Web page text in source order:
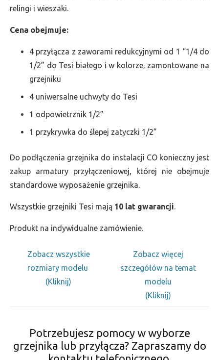
relingi i wieszaki.
Cena obejmuje:
4 przyłącza z zaworami redukcyjnymi od 1 “1/4 do
1/2” do Tesi białego i w kolorze, zamontowane na
grzejniku
4 uniwersalne uchwyty do Tesi
1 odpowietrznik 1/2”
1 przykrywka do ślepej zatyczki 1/2”
Do podłączenia grzejnika do instalacji CO konieczny jest
zakup armatury przyłączeniowej, której nie obejmuje
standardowe wyposażenie grzejnika.
Wszystkie grzejniki Tesi mają 10 lat gwarancji.
Produkt na indywidualne zamówienie.
Zobacz wszystkie
rozmiary modelu
(Kliknij)
Zobacz więcej
szczegółów na temat
modelu
(Kliknij)
Potrzebujesz pomocy w wyborze
grzejnika lub przyłącza? Zapraszamy do